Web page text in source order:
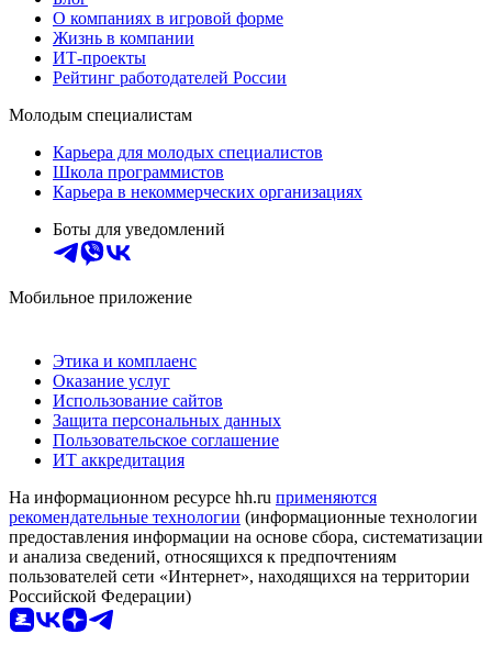
О компаниях в игровой форме
Жизнь в компании
ИТ-проекты
Рейтинг работодателей России
Молодым специалистам
Карьера для молодых специалистов
Школа программистов
Карьера в некоммерческих организациях
Боты для уведомлений
Мобильное приложение
Этика и комплаенс
Оказание услуг
Использование сайтов
Защита персональных данных
Пользовательское соглашение
ИТ аккредитация
На информационном ресурсе hh.ru применяются
рекомендательные технологии (информационные технологии
предоставления информации на основе сбора, систематизации
и анализа сведений, относящихся к предпочтениям
пользователей сети «Интернет», находящихся на территории
Российской Федерации)